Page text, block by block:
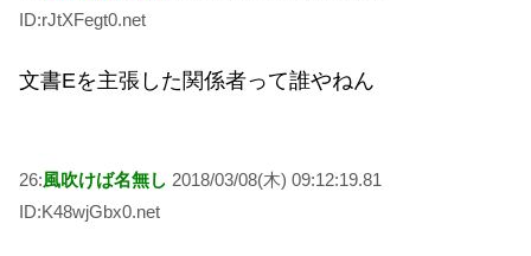
ID:rJtXFegt0.net
文書Eを主張した関係者って誰やねん
26:風吹けば名無し 2018/03/08(木) 09:12:19.81
ID:K48wjGbx0.net